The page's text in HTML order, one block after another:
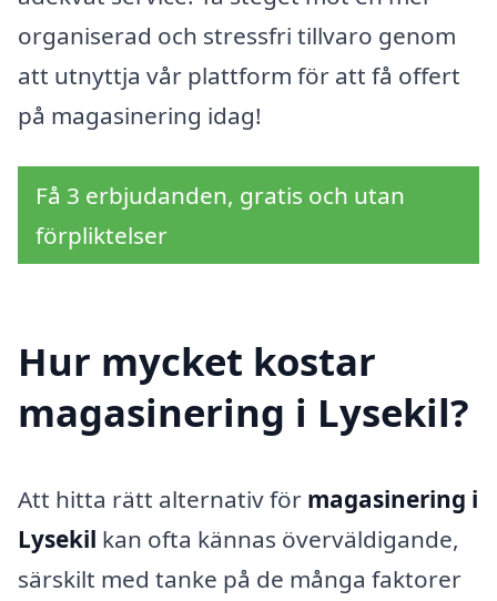
organiserad och stressfri tillvaro genom
att utnyttja vår plattform för att få offert
på magasinering idag!
Få 3 erbjudanden, gratis och utan
förpliktelser
Hur mycket kostar
magasinering i Lysekil?
Att hitta rätt alternativ för magasinering i
Lysekil kan ofta kännas överväldigande,
särskilt med tanke på de många faktorer